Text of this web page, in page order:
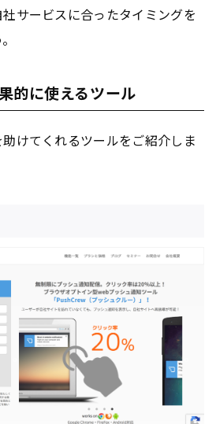
サービスに合ったタイミングを
的に使えるツール
けてくれるツールをご紹介しま